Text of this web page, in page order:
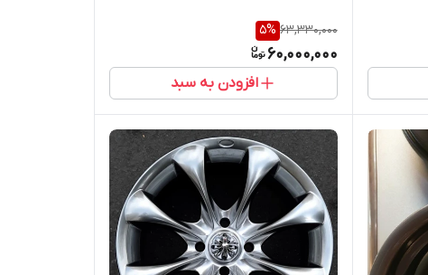
63,330,000
5%
60,000,000
افزودن به سبد